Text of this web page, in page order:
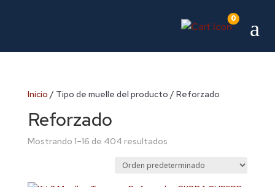
0 a
Inicio / Tipo de muelle del producto / Reforzado
Reforzado
Mostrando 1–16 de 404 resultados